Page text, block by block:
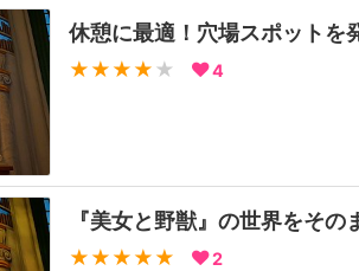
休憩に最適！穴場スポットを
★★★★ ★ 4
『美女と野獣』の世界をその
★★★★★ 2